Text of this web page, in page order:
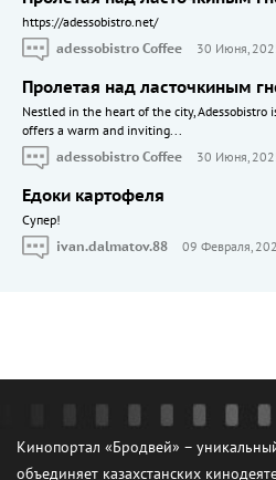
https://adessobistro.net/
adessobistro Coffee
30 Июня,
Пролетая над ласточкиным
Nestled in the heart of the city, Adessobistro
offers a warm and inviting...
adessobistro Coffee
30 Июня,
Едоки картофеля
Cупер!
ivan.dalmatov.88
09 Февраля,
Кинопортал «Бродвей» –
объединяет казахстанских